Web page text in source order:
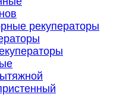
рекуператоры